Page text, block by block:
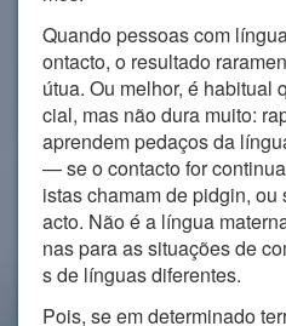
Quando pessoas com
ontacto, o resultado
útua. Ou melhor, é habitual
cial, mas não dura muito:
aprendem pedaços da
— se o contacto for
istas chamam de pidgin,
acto. Não é a língua
nas para as situações de
s de línguas diferentes.
Pois, se em determinado